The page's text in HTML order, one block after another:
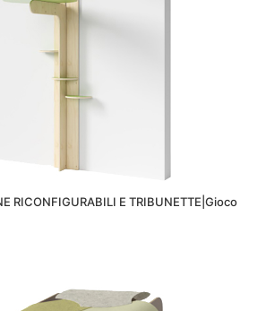
RICONFIGURABILI E TRIBUNETTE|Gioco